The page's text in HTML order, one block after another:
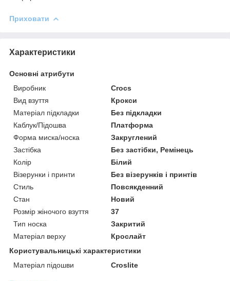
Приховати
Характеристики
Основні атрибути
Виробник
Crocs
Вид взуття
Крокси
Матеріал підкладки
Без підкладки
Каблук/Підошва
Платформа
Форма миска/носка
Закруглений
Застібка
Без застібки, Ремінець
Колір
Білий
Візерунки і принти
Без візерунків і принтів
Стиль
Повсякденний
Стан
Новий
Розмір жіночого взуття
37
Тип носка
Закритий
Матеріал верху
Крослайт
Користувальницькі характеристики
Матеріал підошви
Croslite